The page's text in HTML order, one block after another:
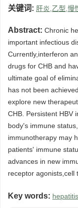
关键词: 肝炎,乙型,慢
Abstract: Chronic
important infectious
Currently,interferon
drugs for CHB and
ultimate goal of
has not been
explore new
CHB. Persistent HBV
body's immune
immunotherapy may
patients' immune
advances in new
receptor agonists,cell
Key words: